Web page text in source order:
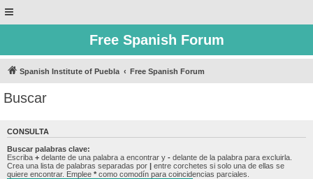
Free Spanish Forum
Spanish Institute of Puebla Free Spanish Forum
Buscar
CONSULTA
Buscar palabras clave:
Escriba + delante de una palabra a encontrar y - delante de la palabra para excluirla.
Crea una lista de palabras separadas por | entre corchetes si solo una de ellas se
quiere encontrar. Emplee * como comodín para coincidencias parciales.